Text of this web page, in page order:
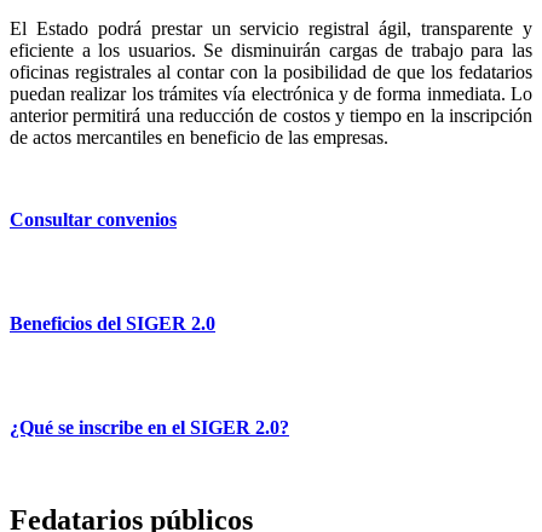
El Estado podrá prestar un servicio registral ágil, transparente y
eficiente a los usuarios. Se disminuirán cargas de trabajo para las
oficinas registrales al contar con la posibilidad de que los fedatarios
puedan realizar los trámites vía electrónica y de forma inmediata. Lo
anterior permitirá una reducción de costos y tiempo en la inscripción
de actos mercantiles en beneficio de las empresas.
Consultar convenios
Beneficios del SIGER 2.0
¿Qué se inscribe en el SIGER 2.0?
Fedatarios públicos